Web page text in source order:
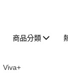
商品分類
Viva+